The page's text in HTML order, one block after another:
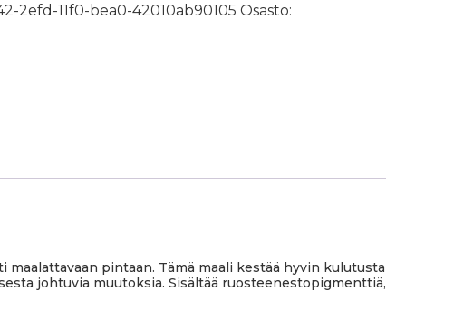
2efd-11f0-bea0-42010ab90105 Osasto:
pintaan. Tämä maali kestää hyvin kulutusta
johtuvia muutoksia. Sisältää ruosteenestopigmenttiä,